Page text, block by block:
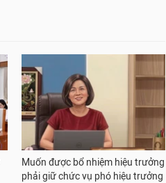
Muốn được bổ nhiệm hiệu trưởng
phải giữ chức vụ phó hiệu trưởng